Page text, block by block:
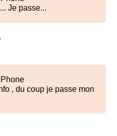
Je passe...
, du coup je passe mon